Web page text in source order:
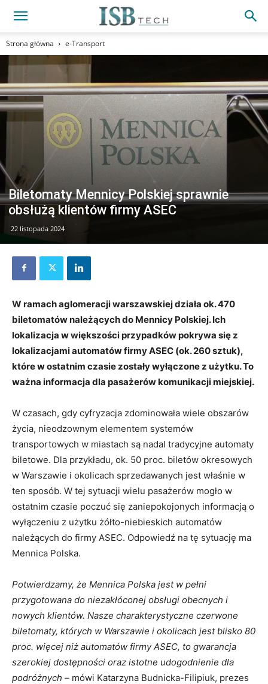
Strona główna e-Transport
Biletomaty Mennicy Polskiej sprawnie
obsłużą klientów firmy ASEC
22 listopada 2024
W ramach aglomeracji warszawskiej działa ok. 470
biletomatów należących do Mennicy Polskiej. Ich
lokalizacja w większości przypadków pokrywa się z
lokalizacjami automatów firmy ASEC (ok. 260 sztuk),
które w ostatnim czasie zostały wyłączone z użytku. To
ważna informacja dla pasażerów komunikacji miejskiej.
W czasach, gdy cyfryzacja zdominowała wiele obszarów
życia, nieodzownym elementem systemów
transportowych w miastach są nadal tradycyjne automaty
biletowe. Dla przykładu, ok. 50 proc. biletów okresowych
w Warszawie i okolicach sprzedawanych jest właśnie w
ten sposób. W tej sytuacji wielu pasażerów mogło w
ostatnim czasie poczuć się zaniepokojonych informacją o
wyłączeniu z użytku żółto-niebieskich automatów
należących do firmy ASEC. Odpowiedź na tę sytuację ma
Mennica Polska.
Potwierdzamy, że Mennica Polska jest w pełni
przygotowana do niezakłóconej obsługi obecnych i
nowych klientów. Nasze charakterystyczne czerwone
biletomaty, których w Warszawie i okolicach jest blisko 80
proc. więcej niż automatów firmy ASEC, to gwarancja
szerokiej dostępności oraz istotne udogodnienie dla
podróżnych – mówi Katarzyna Budnicka-Filipiuk, prezes